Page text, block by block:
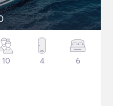
10 4 6